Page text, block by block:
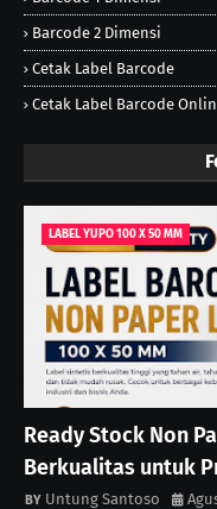
Barcode 2 Dimensi
Cetak Label Barcode
Cetak Label Barcode
LABEL YUPO 100 X 50 MM
Ready Stock Non
Berkualitas untuk
Untung Santoso